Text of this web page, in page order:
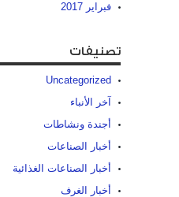
فبراير 2017
تصنيفات
Uncategorized
آخر الأنباء
أجندة ونشاطات
أخبار الصناعات
أخبار الصناعات الغذائية
أخبار الغرف